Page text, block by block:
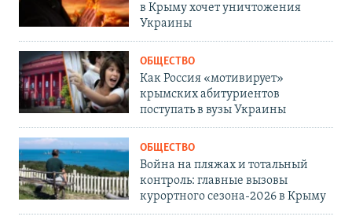
в Крыму хочет уничтожения
Украины
ОБЩЕСТВО
Как Россия «мотивирует»
крымских абитуриентов
поступать в вузы Украины
ОБЩЕСТВО
Война на пляжах и тотальный
контроль: главные вызовы
курортного сезона-2026 в Крыму